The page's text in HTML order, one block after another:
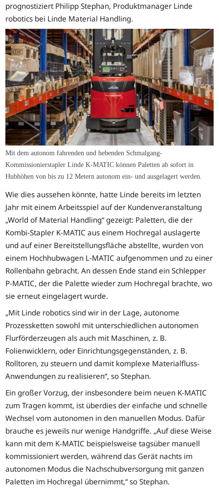
prognostiziert Philipp Stephan, Produktmanager Linde
robotics bei Linde Material Handling.
Mit dem autonom fahrenden und hebenden Schmalgang-
Kommissionierstapler Linde K-MATIC können Paletten ab sofort in
Hubhöhen von bis zu 12 Metern autonom ein- und ausgelagert werden.
Wie dies aussehen könnte, hatte Linde bereits im letzten
Jahr mit einem Arbeitsspiel auf der Kundenveranstaltung
„World of Material Handling“ gezeigt: Paletten, die der
Kombi-Stapler K-MATIC aus einem Hochregal auslagerte
und auf einer Bereitstellungsfläche abstellte, wurden von
einem Hochhubwagen L-MATIC aufgenommen und zu einer
Rollenbahn gebracht. An dessen Ende stand ein Schlepper
P-MATIC, der die Palette wieder zum Hochregal brachte, wo
sie erneut eingelagert wurde.
„Mit Linde robotics sind wir in der Lage, autonome
Prozessketten sowohl mit unterschiedlichen autonomen
Flurförderzeugen als auch mit Maschinen, z. B.
Folienwicklern, oder Einrichtungsgegenständen, z. B.
Rolltoren, zu steuern und damit komplexe Materialfluss-
Anwendungen zu realisieren“, so Stephan.
Ein großer Vorzug, der insbesondere beim neuen K-MATIC
zum Tragen kommt, ist überdies der einfache und schnelle
Wechsel vom autonomen in den manuellen Modus. Dafür
brauche es jeweils nur wenige Handgriffe. „Auf diese Weise
kann mit dem K-MATIC beispielsweise tagsüber manuell
kommissioniert werden, während das Gerät nachts im
autonomen Modus die Nachschubversorgung mit ganzen
Paletten im Hochregal übernimmt,“ so Stephan.